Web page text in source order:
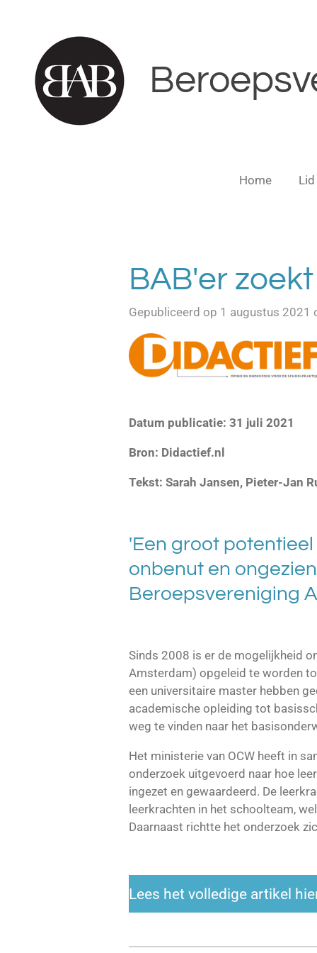
hoofdinhoud
Home
BAB'er
Gepubliceerd op 1 augustus 2021
Datum publicatie: 31 juli 2021
Bron: Didactief.nl
Tekst: Sarah Jansen, Pieter-Jan
'Een groot
onbenut en
Beroepsvereniging
Sinds 2008 is er de mogelijkheid
Amsterdam) opgeleid te worden
een universitaire master hebben
academische opleiding tot
weg te vinden naar het
Het ministerie van OCW heeft in
onderzoek uitgevoerd naar hoe
ingezet en gewaardeerd. De
leerkrachten in het schoolteam,
Daarnaast richtte het onderzoek
Lees het volledige artikel